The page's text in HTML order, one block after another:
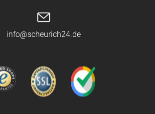
info@scheurich24.de